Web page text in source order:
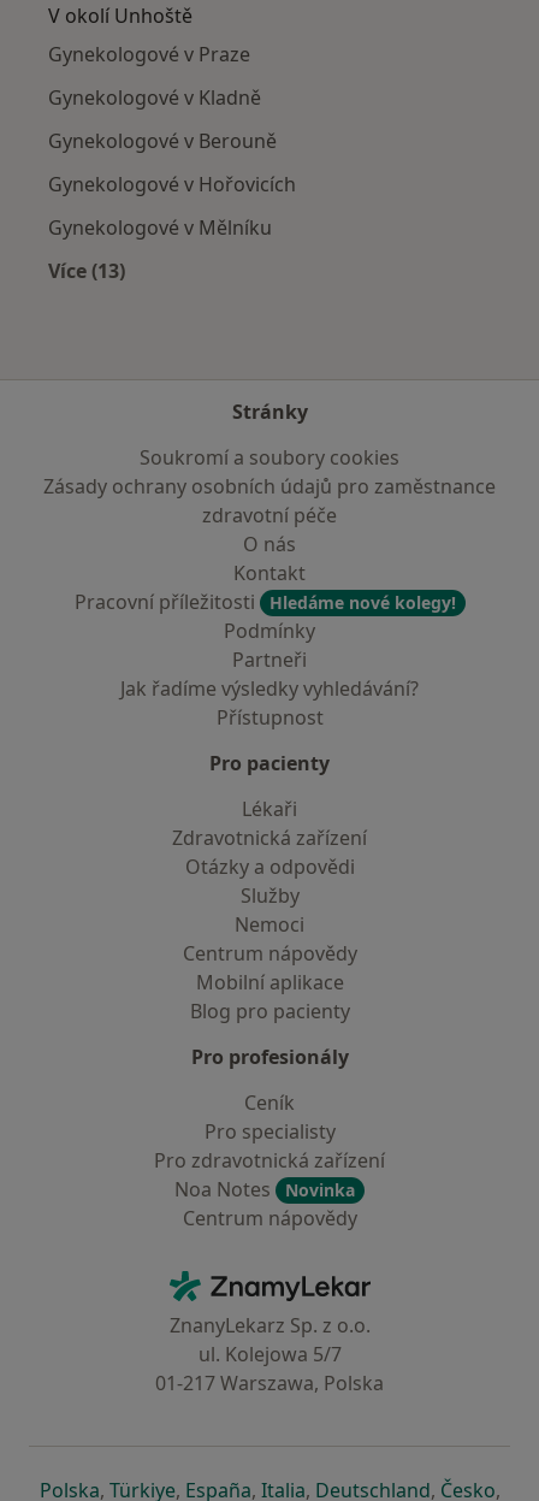
V okolí Unhoště
Gynekologové v Praze
Gynekologové v Kladně
Gynekologové v Berouně
Gynekologové v Hořovicích
Gynekologové v Mělníku
Více (13)
Stránky
Soukromí a soubory cookies
Zásady ochrany osobních údajů pro zaměstnance
zdravotní péče
O nás
Kontakt
Pracovní příležitosti
Hledáme nové kolegy!
Podmínky
Partneři
Jak řadíme výsledky vyhledávání?
Přístupnost
Pro pacienty
Lékaři
Zdravotnická zařízení
Otázky a odpovědi
Služby
Nemoci
Centrum nápovědy
Mobilní aplikace
Blog pro pacienty
Pro profesionály
Ceník
Pro specialisty
Pro zdravotnická zařízení
Noa Notes
Novinka
Centrum nápovědy
ZnamyLekar - Hlavní stránka
ZnanyLekarz Sp. z o.o.
ul. Kolejowa 5/7
01-217 Warszawa, Polska
Polskase otevře v nové záložce
, Türkiyese otevře v nové záložce
, Españase otevře v nové záložce
, Italiase otevře v nové záložce
, Deutschlandse otevře v
, Českose
,